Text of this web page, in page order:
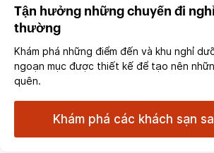
Tận hưởng những chuyến đi
thường
Khám phá những điểm đến và khu nghỉ
ngoạn mục được thiết kế để tạo nên
quên.
Khám phá các khách sạn